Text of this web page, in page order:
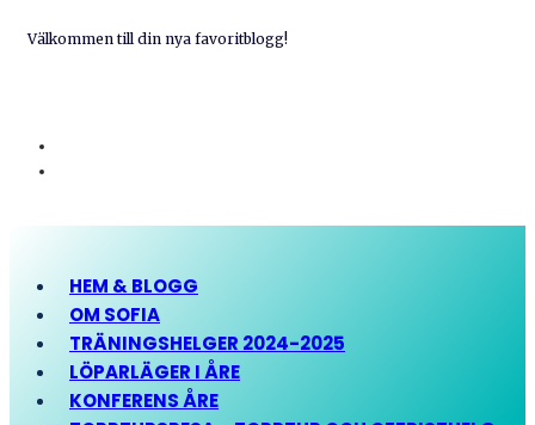
Välkommen till din nya favoritblogg!
HEM & BLOGG
OM SOFIA
TRÄNINGSHELGER 2024-2025
LÖPARLÄGER I ÅRE
KONFERENS ÅRE